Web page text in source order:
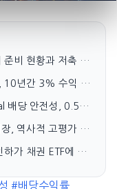
준비 현황과 저축 포
10년간 3% 수익 차
배당 안전성, 0.50
, 역사적 고평가 경
하가 채권 ETF에 미
#배당수익률